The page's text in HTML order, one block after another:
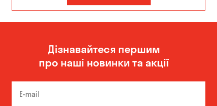
Авангард Бабурка
Бориспіль Боярка
Бровари Буча
Дізнавайтеся першим
про наші новинки та акції